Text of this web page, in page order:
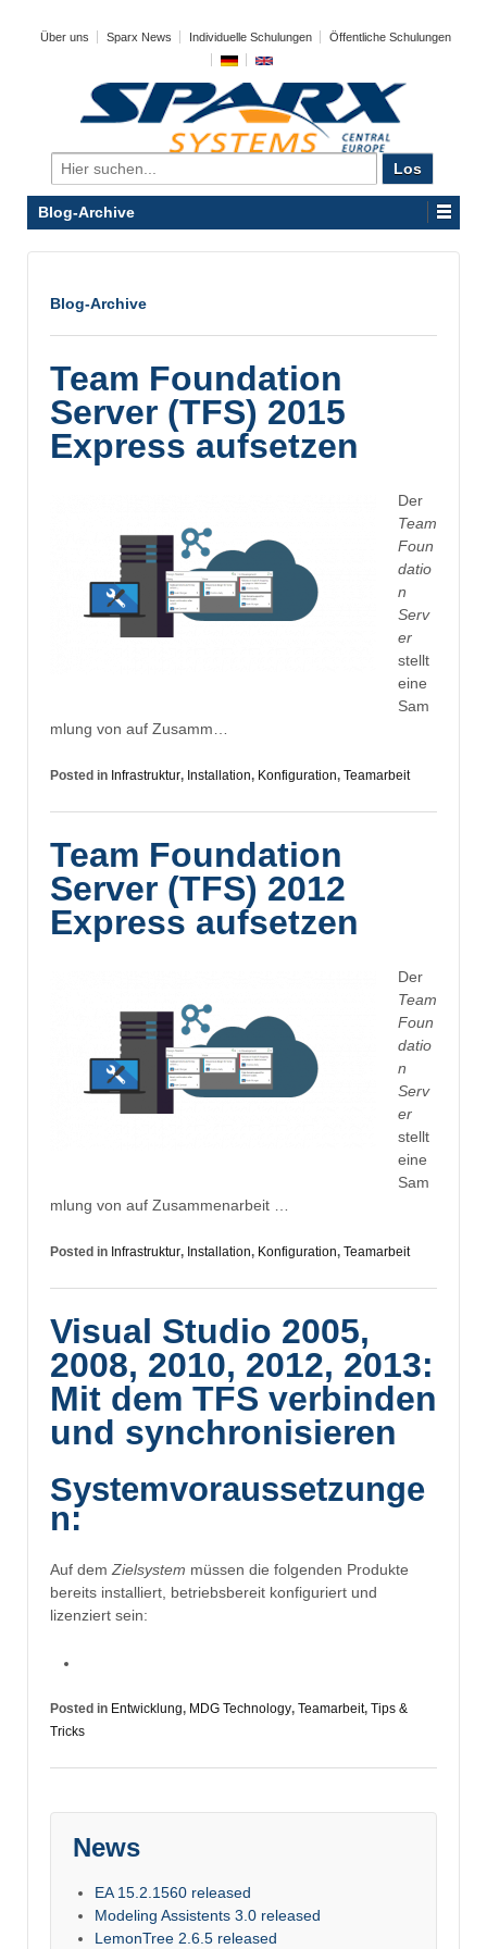
Über uns Sparx News Individuelle Schulungen Öffentliche Schulungen
Search
for:
Blog-Archive
Blog-Archive
Team Foundation
Server (TFS) 2015
Express aufsetzen
Der
Team
Foun
datio
n
Serv
er
stellt
eine
Sam
mlung von auf Zusamm…
Posted in Infrastruktur, Installation, Konfiguration, Teamarbeit
Team Foundation
Server (TFS) 2012
Express aufsetzen
Der
Team
Foun
datio
n
Serv
er
stellt
eine
Sam
mlung von auf Zusammenarbeit …
Posted in Infrastruktur, Installation, Konfiguration, Teamarbeit
Visual Studio 2005,
2008, 2010, 2012, 2013:
Mit dem TFS verbinden
und synchronisieren
Systemvoraussetzunge
n:
Auf dem Zielsystem müssen die folgenden Produkte
bereits installiert, betriebsbereit konfiguriert und
lizenziert sein:
Posted in Entwicklung, MDG Technology, Teamarbeit, Tips &
Tricks
News
EA 15.2.1560 released
Modeling Assistents 3.0 released
LemonTree 2.6.5 released